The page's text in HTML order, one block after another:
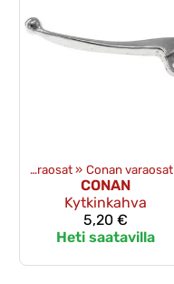
Alkuperäiset varaosat ‪» Conan varaosat
CONAN
Kytkinkahva
5,20 €
Heti saatavilla
Tuotteet ‪» Varaosat ‪»